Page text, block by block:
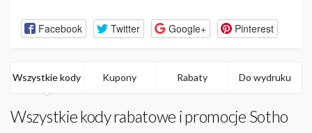
Facebook Twitter Google+ Pinterest
Wszystkie kody Kupony Rabaty Do wydruku
Wszystkie kody rabatowe i promocje Sotho